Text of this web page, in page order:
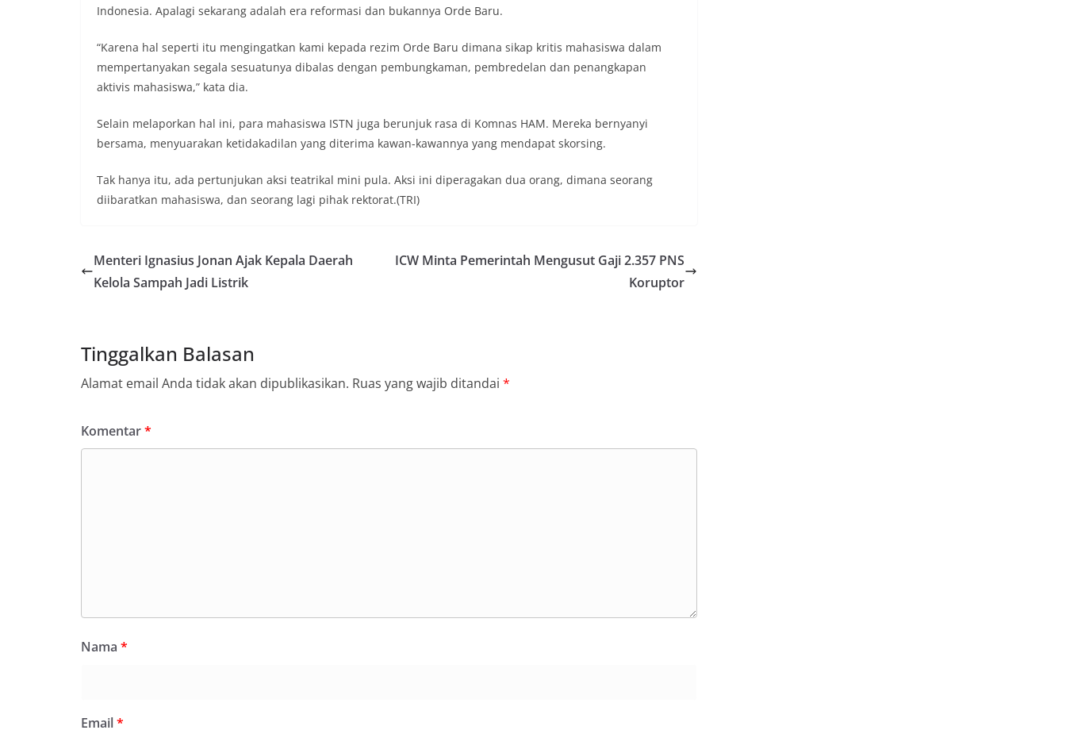
Indonesia. Apalagi sekarang adalah era reformasi dan bukannya Orde Baru.
“Karena hal seperti itu mengingatkan kami kepada rezim Orde Baru dimana sikap kritis mahasiswa dalam
mempertanyakan segala sesuatunya dibalas dengan pembungkaman, pembredelan dan penangkapan
aktivis mahasiswa,” kata dia.
Selain melaporkan hal ini, para mahasiswa ISTN juga berunjuk rasa di Komnas HAM. Mereka bernyanyi
bersama, menyuarakan ketidakadilan yang diterima kawan-kawannya yang mendapat skorsing.
Tak hanya itu, ada pertunjukan aksi teatrikal mini pula. Aksi ini diperagakan dua orang, dimana seorang
diibaratkan mahasiswa, dan seorang lagi pihak rektorat.(TRI)
Menteri Ignasius Jonan Ajak Kepala Daerah
Kelola Sampah Jadi Listrik
ICW Minta Pemerintah Mengusut Gaji 2.357 PNS
Koruptor
Tinggalkan Balasan
Alamat email Anda tidak akan dipublikasikan. Ruas yang wajib ditandai *
Komentar*
Nama *
Email*